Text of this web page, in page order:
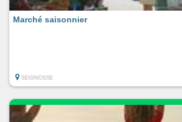
Marché saisonnier
SEIGNOSSE